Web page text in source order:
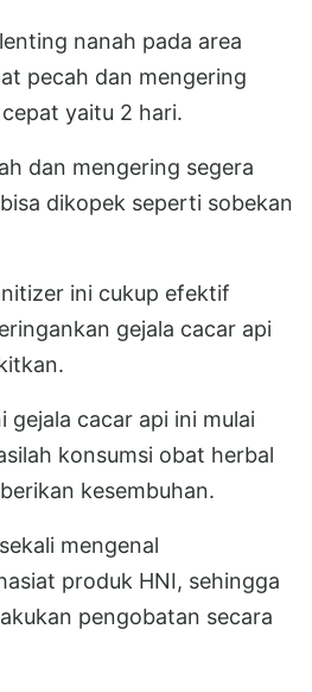
nanah pada area
pecah dan mengering
yaitu 2 hari.
dan mengering segera
dikopek seperti sobekan
ini cukup efektif
gejala cacar api
gejala cacar api ini mulai
konsumsi obat herbal
kesembuhan.
mengenal
produk HNI, sehingga
pengobatan secara